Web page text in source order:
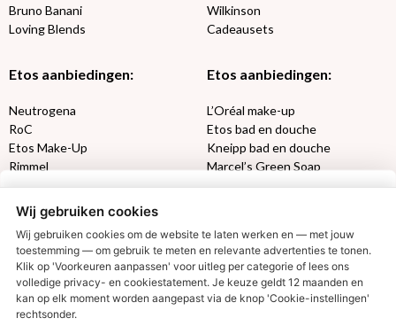
Bruno Banani
Loving Blends
Wilkinson
Cadeausets
Etos aanbiedingen:
Neutrogena
RoC
Etos Make-Up
Rimmel
Max Factor
Etos aanbiedingen:
L’Oréal make-up
Etos bad en douche
Kneipp bad en douche
Marcel’s Green Soap
Oral-B
Etos aanbiedingen:
Aussie
Gillette
Gezichtsverzorging
Wella
DETOXEN
Always
Libresse
Gliss Kur
Wij gebruiken cookies
Wij gebruiken cookies om de website te laten werken en — met jouw
toestemming — om gebruik te meten en relevante advertenties te tonen.
Klik op 'Voorkeuren aanpassen' voor uitleg per categorie of lees ons
volledige privacy- en cookiestatement. Je keuze geldt 12 maanden en
kan op elk moment worden aangepast via de knop 'Cookie-instellingen'
rechtsonder.€2,50 korting?